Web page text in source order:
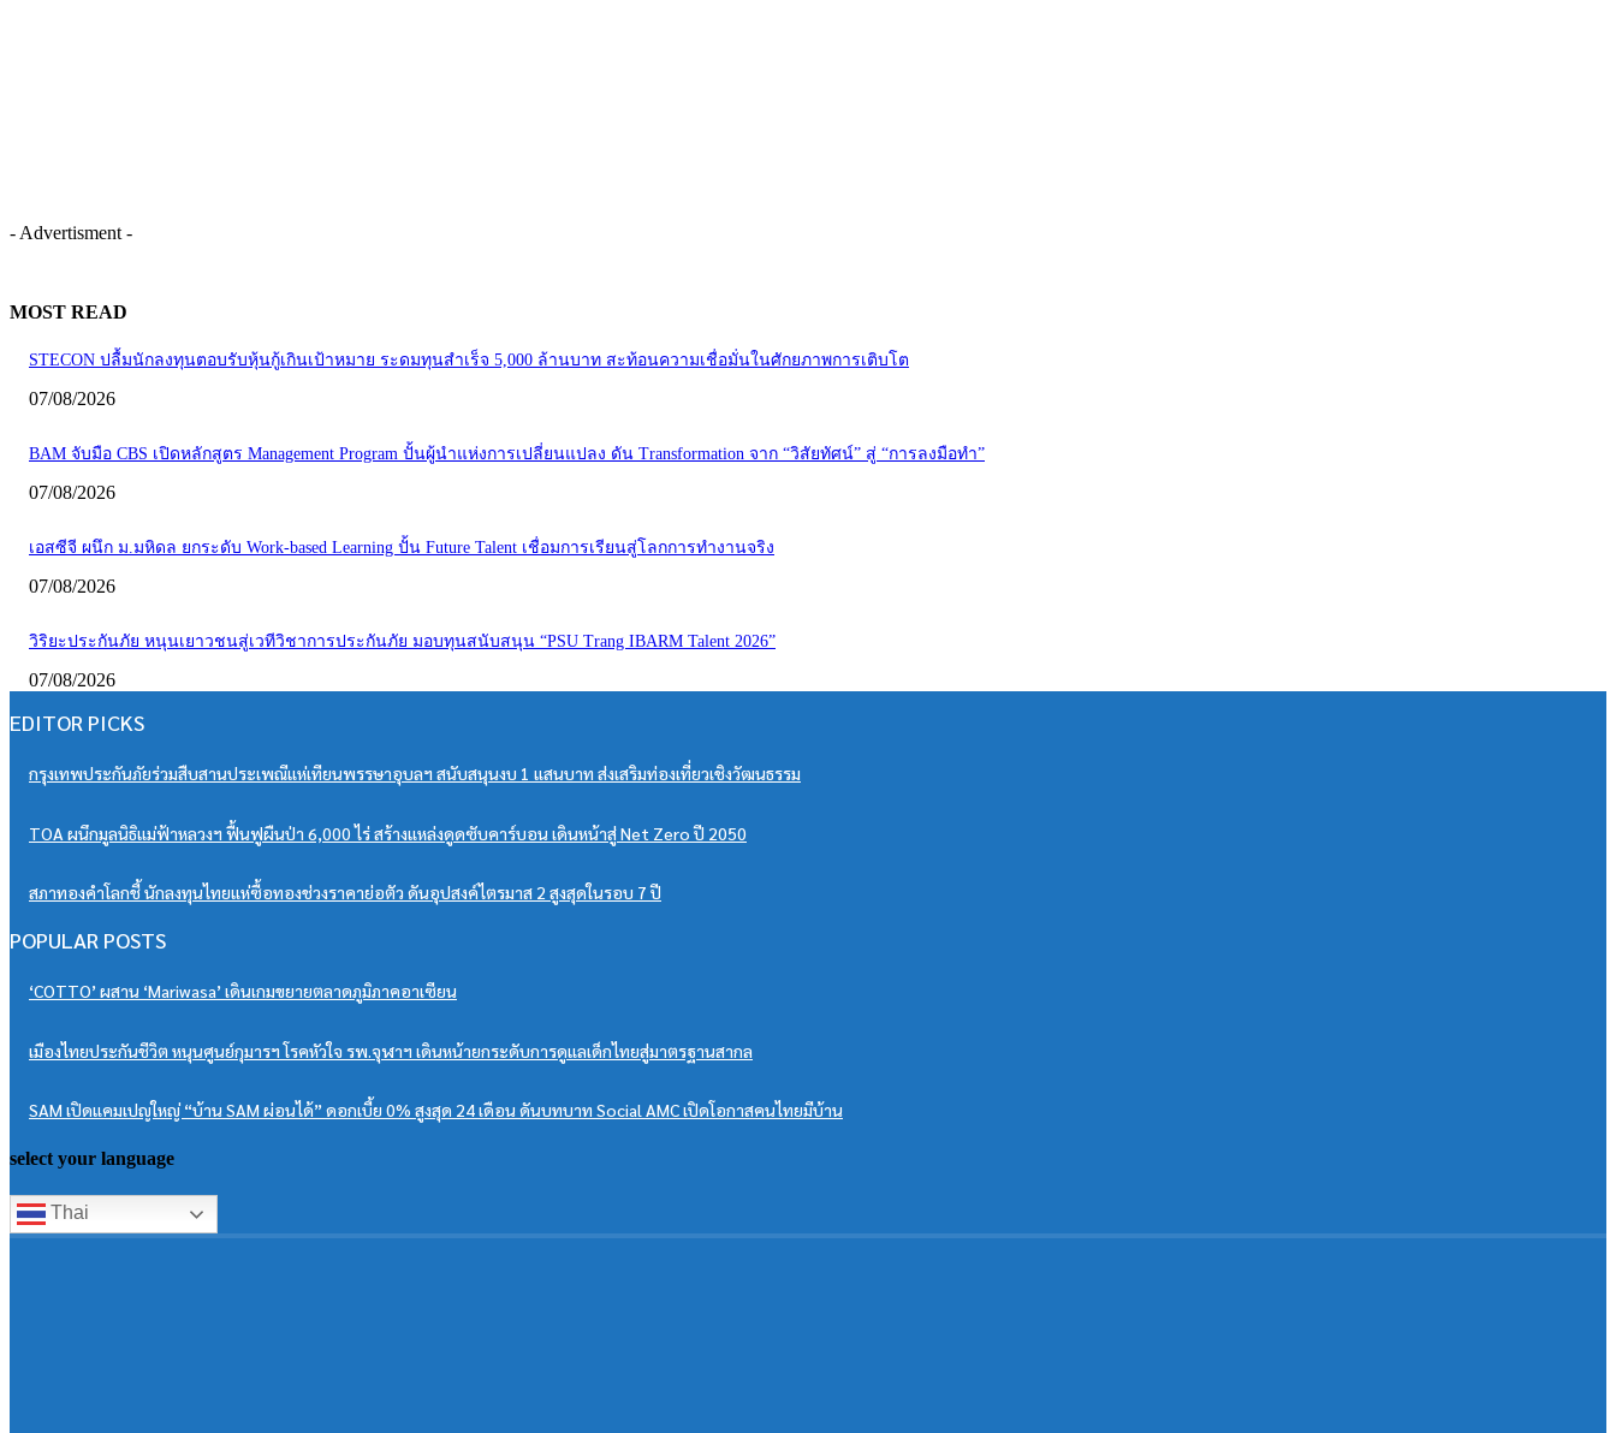
- Advertisment -
MOST READ
STECON ปลื้มนักลงทุนตอบรับหุ้นกู้เกินเป้าหมาย ระดมทุนสำเร็จ 5,000 ล้านบาท สะท้อนความเชื่อมั่นในศักยภาพการเติบโต
07/08/2026
BAM จับมือ CBS เปิดหลักสูตร Management Program ปั้นผู้นำแห่งการเปลี่ยนแปลง ดัน Transformation จาก “วิสัยทัศน์” สู่ “การลงมือทำ”
07/08/2026
เอสซีจี ผนึก ม.มหิดล ยกระดับ Work-based Learning ปั้น Future Talent เชื่อมการเรียนสู่โลกการทำงานจริง
07/08/2026
วิริยะประกันภัย หนุนเยาวชนสู่เวทีวิชาการประกันภัย มอบทุนสนับสนุน “PSU Trang IBARM Talent 2026”
07/08/2026
EDITOR PICKS
กรุงเทพประกันภัยร่วมสืบสานประเพณีแห่เทียนพรรษาอุบลฯ สนับสนุนงบ 1 แสนบาท ส่งเสริมท่องเที่ยวเชิงวัฒนธรรม
TOA ผนึกมูลนิธิแม่ฟ้าหลวงฯ ฟื้นฟูผืนป่า 6,000 ไร่ สร้างแหล่งดูดซับคาร์บอน เดินหน้าสู่ Net Zero ปี 2050
สภาทองคำโลกชี้ นักลงทุนไทยแห่ซื้อทองช่วงราคาย่อตัว ดันอุปสงค์ไตรมาส 2 สูงสุดในรอบ 7 ปี
POPULAR POSTS
‘COTTO’ ผสาน ‘Mariwasa’ เดินเกมขยายตลาดภูมิภาคอาเซียน
เมืองไทยประกันชีวิต หนุนศูนย์กุมารฯ โรคหัวใจ รพ.จุฬาฯ เดินหน้ายกระดับการดูแลเด็กไทยสู่มาตรฐานสากล
SAM เปิดแคมเปญใหญ่ “บ้าน SAM ผ่อนได้” ดอกเบี้ย 0% สูงสุด 24 เดือน ดันบทบาท Social AMC เปิดโอกาสคนไทยมีบ้าน
select your language
Thai